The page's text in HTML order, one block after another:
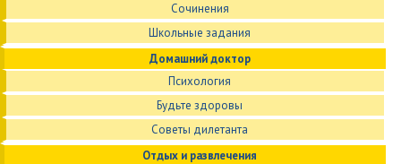
Сочинения
Школьные задания
Домашний доктор
Психология
Будьте здоровы
Советы дилетанта
Отдых и развлечения